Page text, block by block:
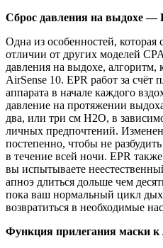
Сброс давления на выдохе —
Одна из особенностей, которая
отличии от других моделей
давления на выдохе, алгоритм,
AirSense 10. EPR работ за
аппарата в начале каждого
давление на протяжении
два, или три см H2O, в
личных предпочтений.
постепенно, чтобы не
в течение всей ночи. EPR
вы испытываете
апноэ длиться дольше чем
пока ваш нормальный цикл
возвратиться в необходимые
Функция прилегания маски